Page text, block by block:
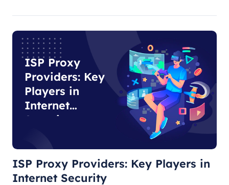
residential agents play an important role in
ISP Proxy
Providers: Key
Players in
Internet
Security
ISP Proxy Providers: Key Players in
Internet Security